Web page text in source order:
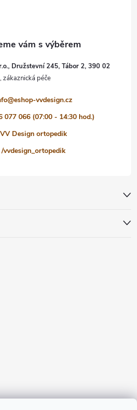
Družstevní 245, Tábor 2, 390 02
@eshop-vvdesign.cz
077 066 (07:00 - 14:30 hod.)
VV Design ortopedik
/vvdesign_ortopedik